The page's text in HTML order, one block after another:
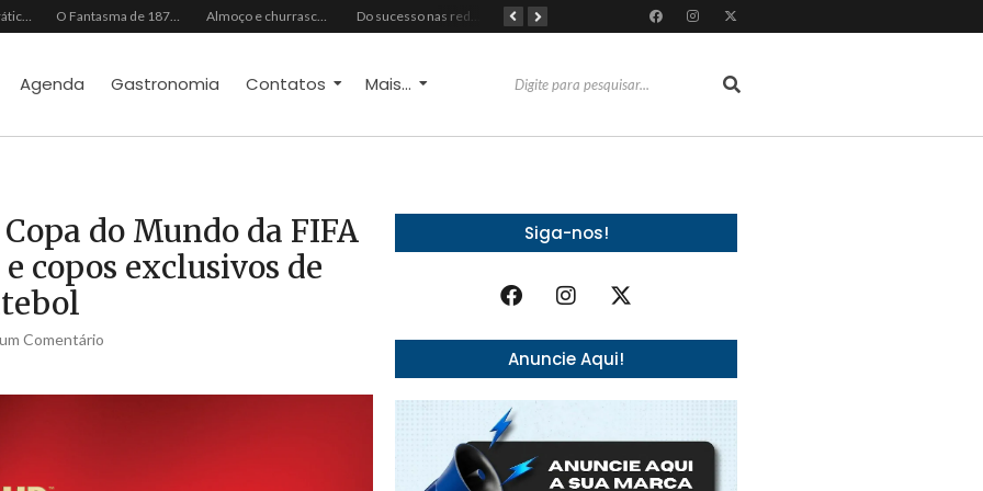
Do vaidoso ao prático: veja lista com ideias de presentes Avon para cada perfil de pai O Fantasma de 1877 e o Alerta de 2027: O Reciprocidalismo Como Escudo Contra o Novo El NiñoPh.D. Nizomar Falcão Almoço e churrasco de Dia dos Pais impulsionam vendas no varejo alimentar Do sucesso nas redes sociais à revelação no cenário musical, Beniicio Abraão lança “Me Perdeu”
Agenda Gastronomia Contatos Mais...
do Mundo da FIFA
copos exclusivos de
Comentário
Siga-nos!
Anuncie Aqui!